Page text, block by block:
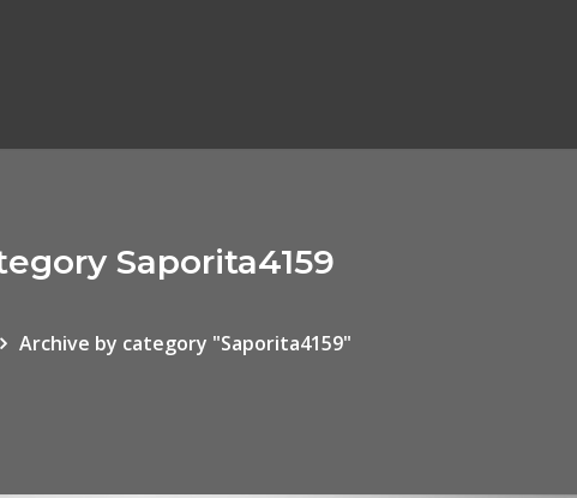
Saporita4159
Archive by category "Saporita4159"